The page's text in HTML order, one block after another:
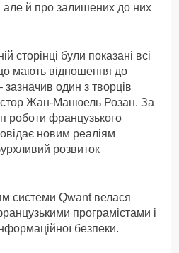
але й про залишених до них
сторінці були показані всі
мають відношення до
зазначив один з творців
Жан-Манюель Розан. За
роботи французького
новим реаліям
розвиток
системи Qwant велася
програмістами і
безпеки.